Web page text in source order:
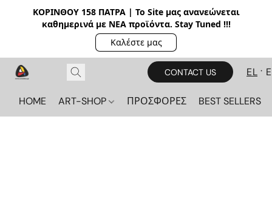
ΚΟΡΙΝΘΟΥ 158 ΠΑΤΡΑ | Το Site μας ανανεώνεται
καθημερινά με ΝΕΑ προϊόντα. Stay Tuned !!!
Καλέστε μας
CONTACT US EL
HOME ART-SHOP ΠΡΟΣΦΟΡΕΣ BEST SELLERS